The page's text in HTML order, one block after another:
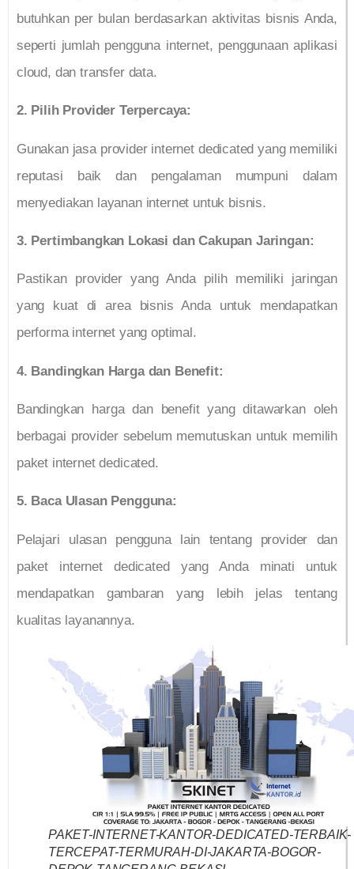
butuhkan per bulan berdasarkan aktivitas bisnis Anda,
seperti jumlah pengguna internet, penggunaan aplikasi
cloud, dan transfer data.
2. Pilih Provider Terpercaya:
Gunakan jasa provider internet dedicated yang memiliki
reputasi baik dan pengalaman mumpuni dalam
menyediakan layanan internet untuk bisnis.
3. Pertimbangkan Lokasi dan Cakupan Jaringan:
Pastikan provider yang Anda pilih memiliki jaringan
yang kuat di area bisnis Anda untuk mendapatkan
performa internet yang optimal.
4. Bandingkan Harga dan Benefit:
Bandingkan harga dan benefit yang ditawarkan oleh
berbagai provider sebelum memutuskan untuk memilih
paket internet dedicated.
5. Baca Ulasan Pengguna:
Pelajari ulasan pengguna lain tentang provider dan
paket internet dedicated yang Anda minati untuk
mendapatkan gambaran yang lebih jelas tentang
kualitas layanannya.
PAKET-INTERNET-KANTOR-DEDICATED-TERBAIK-
TERCEPAT-TERMURAH-DI-JAKARTA-BOGOR-